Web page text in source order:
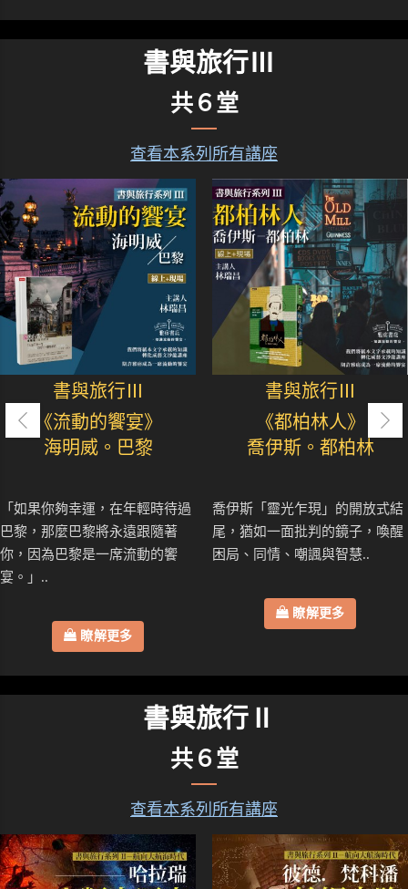
書與旅行Ⅲ
共６堂
查看本系列所有講座
書與旅行Ⅲ
《流動的饗宴》
海明威。巴黎
「如果你夠幸運，在年輕時待過
巴黎，那麼巴黎將永遠跟隨著
你，因為巴黎是一席流動的饗
宴。」..
瞭解更多
書與旅行Ⅲ
《都柏林人》
喬伊斯。都柏林
喬伊斯「靈光乍現」的開放式結
尾，猶如一面批判的鏡子，喚醒
困局、同情、嘲諷與智慧..
瞭解更多
書與旅行Ⅱ
共６堂
查看本系列所有講座